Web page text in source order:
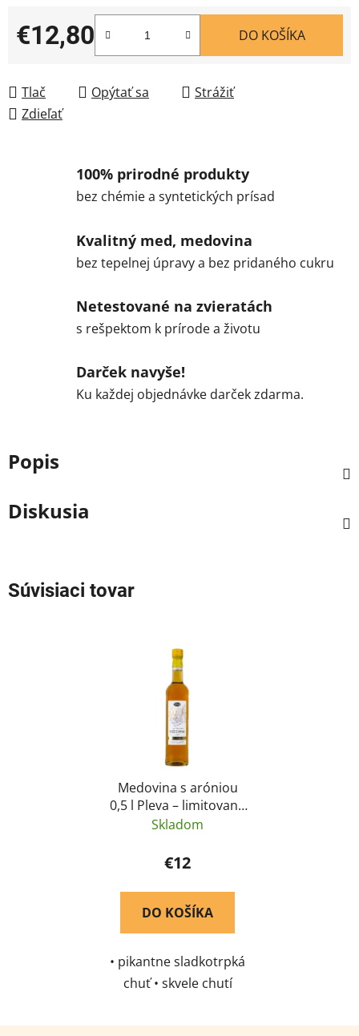
€12,80
Jednotková cena:
DO KOŠÍKA
Tlač Opýtať sa
Strážiť
Zdieľať
100% prirodné produkty
bez chémie a syntetických prísad
Kvalitný med, medovina
bez tepelnej úpravy a bez pridaného cukru
Netestované na zvieratách
s rešpektom k prírode a životu
Darček navyše!
Ku každej objednávke darček zdarma.
Popis
Diskusia
Súvisiaci tovar
Medovina s aróniou
0,5 l Pleva – limitovaná
edícia
Skladom
€12
DO KOŠÍKA
• pikantne sladkotrpká
chuť • skvele chutí
aperitív